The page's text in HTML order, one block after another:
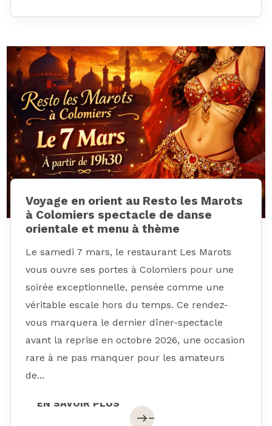
Voyage en orient au Resto les Marots
à Colomiers spectacle de danse
orientale et menu à thème
Le samedi 7 mars, le restaurant Les Marots
vous ouvre ses portes à Colomiers pour une
soirée exceptionnelle, pensée comme une
véritable escale hors du temps. Ce rendez-
vous marquera le dernier dîner-spectacle
avant la reprise en octobre 2026, une occasion
rare à ne pas manquer pour les amateurs
de...
EN SAVOIR PLUS
easteast